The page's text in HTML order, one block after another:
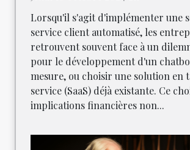
Lorsqu'il s'agit d'implémenter une
service client automatisé, les
retrouvent souvent face à un
pour le développement d'un
mesure, ou choisir une solution en
service (SaaS) déjà existante. Ce
implications financières non...